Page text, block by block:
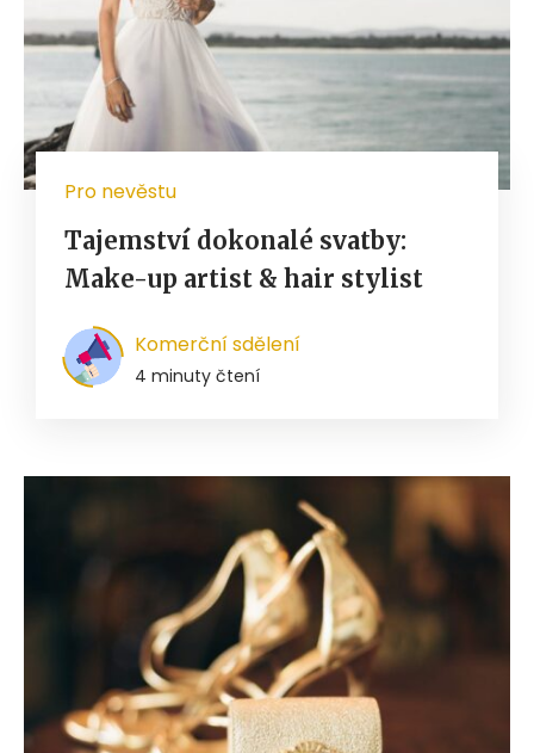
Pro nevěstu
Tajemství dokonalé svatby:
Make-up artist & hair stylist
Komerční sdělení
4 minuty čtení